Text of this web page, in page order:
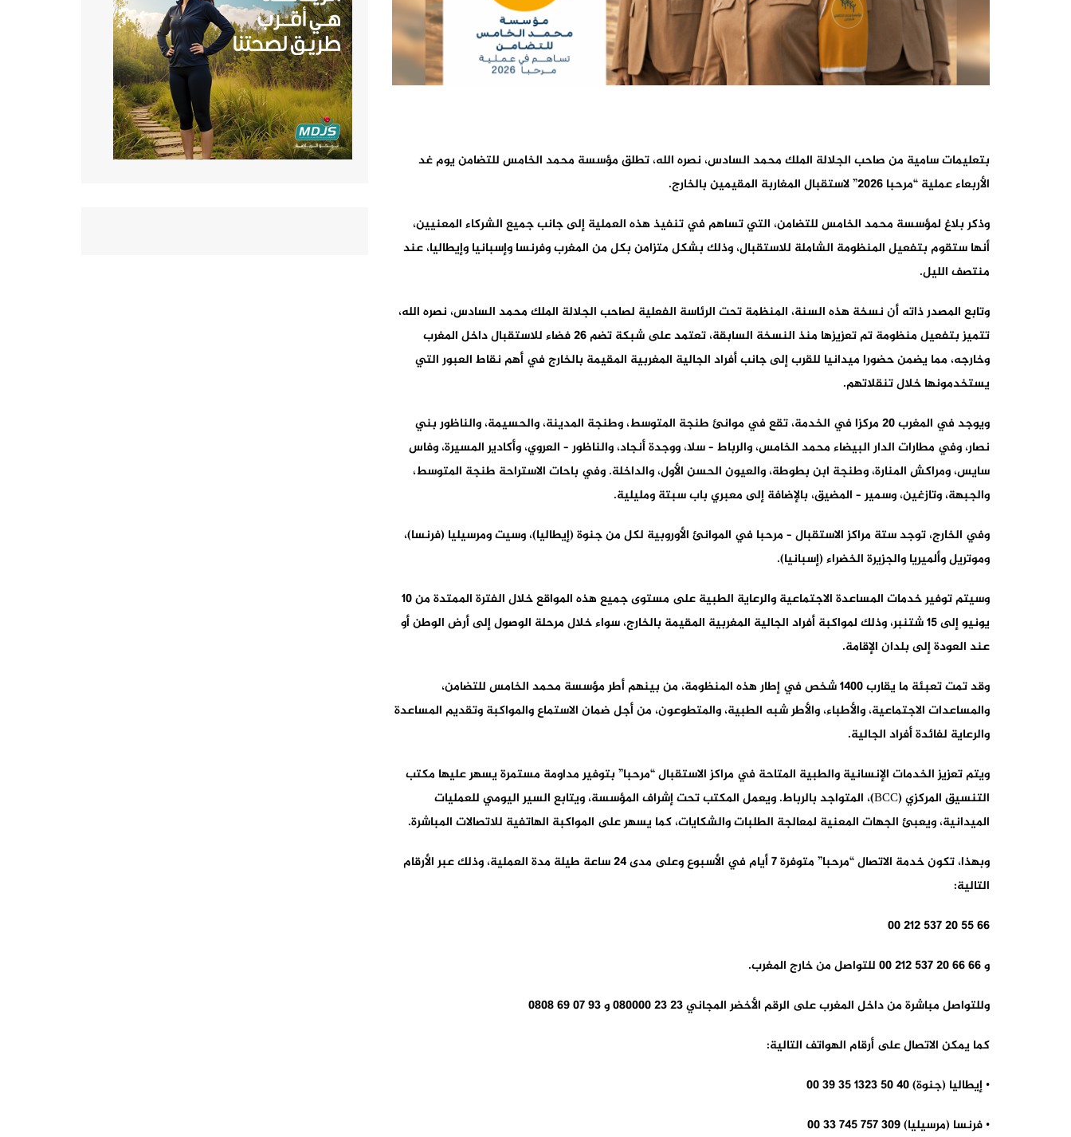
بتعليمات سامية من صاحب الجلالة الملك محمد السادس، نصره الله، تطلق مؤسسة محمد الخامس للتضامن يوم غد
الأربعاء عملية “مرحبا 2026” لاستقبال المغاربة المقيمين بالخارج.
وذكر بلاغ لمؤسسة محمد الخامس للتضامن، التي تساهم في تنفيذ هذه العملية إلى جانب جميع الشركاء المعنيين،
أنها ستقوم بتفعيل المنظومة الشاملة للاستقبال، وذلك بشكل متزامن بكل من المغرب وفرنسا وإسبانيا وإيطاليا، عند
منتصف الليل.
وتابع المصدر ذاته أن نسخة هذه السنة، المنظمة تحت الرئاسة الفعلية لصاحب الجلالة الملك محمد السادس، نصره الله،
تتميز بتفعيل منظومة تم تعزيزها منذ النسخة السابقة، تعتمد على شبكة تضم 26 فضاء للاستقبال داخل المغرب
وخارجه، مما يضمن حضورا ميدانيا للقرب إلى جانب أفراد الجالية المغربية المقيمة بالخارج في أهم نقاط العبور التي
يستخدمونها خلال تنقلاتهم.
ويوجد في المغرب 20 مركزا في الخدمة، تقع في موانئ طنجة المتوسط، وطنجة المدينة، والحسيمة، والناظور بني
نصار، وفي مطارات الدار البيضاء محمد الخامس، والرباط – سلا، ووجدة أنجاد، والناظور – العروي، وأكادير المسيرة، وفاس
سايس، ومراكش المنارة، وطنجة ابن بطوطة، والعيون الحسن الأول، والداخلة. وفي باحات الاستراحة طنجة المتوسط،
والجبهة، وتازغين، وسمير – المضيق، بالإضافة إلى معبري باب سبتة ومليلية.
وفي الخارج، توجد ستة مراكز الاستقبال – مرحبا في الموانئ الأوروبية لكل من جنوة (إيطاليا)، وسيت ومرسيليا (فرنسا)،
وموتريل وألميريا والجزيرة الخضراء (إسبانيا).
وسيتم توفير خدمات المساعدة الاجتماعية والرعاية الطبية على مستوى جميع هذه المواقع خلال الفترة الممتدة من 10
يونيو إلى 15 شتنبر، وذلك لمواكبة أفراد الجالية المغربية المقيمة بالخارج، سواء خلال مرحلة الوصول إلى أرض الوطن أو
عند العودة إلى بلدان الإقامة.
وقد تمت تعبئة ما يقارب 1400 شخص في إطار هذه المنظومة، من بينهم أطر مؤسسة محمد الخامس للتضامن،
والمساعدات الاجتماعية، والأطباء، والأطر شبه الطبية، والمتطوعون، من أجل ضمان الاستماع والمواكبة وتقديم المساعدة
والرعاية لفائدة أفراد الجالية.
ويتم تعزيز الخدمات الإنسانية والطبية المتاحة في مراكز الاستقبال “مرحبا” بتوفير مداومة مستمرة يسهر عليها مكتب
التنسيق المركزي (BCC)، المتواجد بالرباط. ويعمل المكتب تحت إشراف المؤسسة، ويتابع السير اليومي للعمليات
الميدانية، ويعبئ الجهات المعنية لمعالجة الطلبات والشكايات، كما يسهر على المواكبة الهاتفية للاتصالات المباشرة.
وبهذا، تكون خدمة الاتصال “مرحبا” متوفرة 7 أيام في الأسبوع وعلى مدى 24 ساعة طيلة مدة العملية، وذلك عبر الأرقام
التالية:
66 55 20 537 212 00
و 66 66 20 537 212 00 للتواصل من خارج المغرب.
وللتواصل مباشرة من داخل المغرب على الرقم الأخضر المجاني 23 23 080000 و 93 07 69 0808
كما يمكن الاتصال على أرقام الهواتف التالية:
• إيطاليا (جنوة) 40 50 1323 35 39 00
• فرنسا (مرسيليا) 309 757 745 33 00